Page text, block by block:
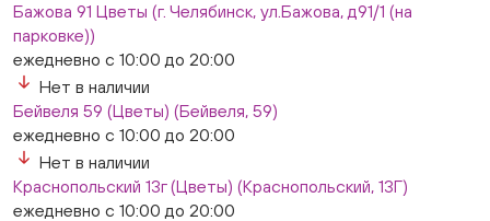
Бажова 91 Цветы (г. Челябинск, ул.Бажова, д91/1 (на
парковке))
ежедневно с 10:00 до 20:00
Нет в наличии
Бейвеля 59 (Цветы) (Бейвеля, 59)
ежедневно с 10:00 до 20:00
Нет в наличии
Краснопольский 13г (Цветы) (Краснопольский, 13Г)
ежедневно с 10:00 до 20:00